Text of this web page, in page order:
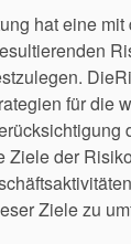
hat eine
für die
Ziele der
Ziele zu